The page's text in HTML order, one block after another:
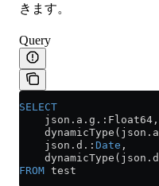
きます。
Query
SELECT
    json
. a .g.:Float64,
    dynamicType(
json . a
    json
. d .: Date ,
    dynamicType(
json . d
FROM test